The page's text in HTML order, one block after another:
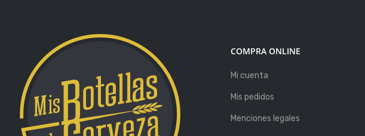
COMPRA ONLINE
Mi cuenta
Mis pedidos
Menciones legales